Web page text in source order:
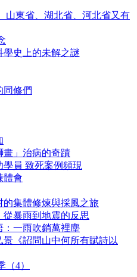
山東省、湖北省、河北省又有
學史上的未解之謎
同修們
畫」治病的奇蹟
員 致死案例頻現
體會
集體修煉與採風之旅
暴雨到地震的反思
：一雨吹銷萬裡塵
《詔問山中何所有賦詩以
（4）